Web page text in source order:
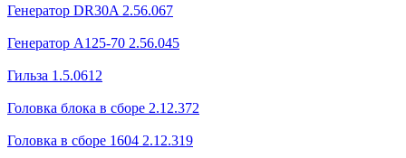
Генератор DR30A 2.56.067
Генератор А125-70 2.56.045
Гильза 1.5.0612
Головка блока в сборе 2.12.372
Головка в сборе 1604 2.12.319